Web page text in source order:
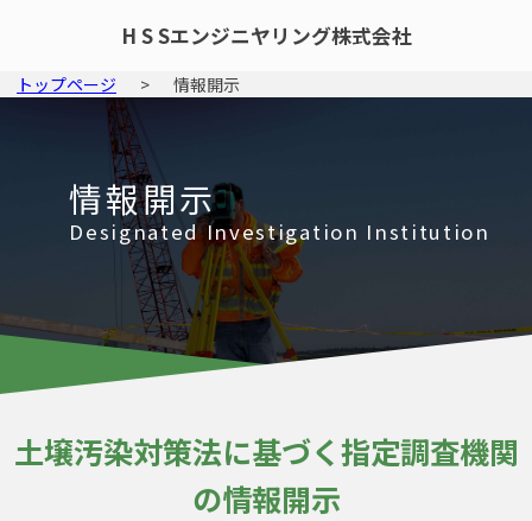
H S Sエンジニヤリング株式会社
トップページ > 情報開示
情報開示
Designated Investigation Institution
土壌汚染対策法に基づく指定調査機関
の情報開示